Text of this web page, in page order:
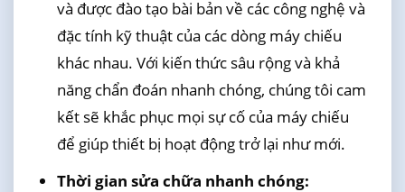
và được đào tạo bài bản về các công nghệ và
đặc tính kỹ thuật của các dòng máy chiếu
khác nhau. Với kiến thức sâu rộng và khả
năng chẩn đoán nhanh chóng, chúng tôi cam
kết sẽ khắc phục mọi sự cố của máy chiếu
để giúp thiết bị hoạt động trở lại như mới.
Thời gian sửa chữa nhanh chóng: